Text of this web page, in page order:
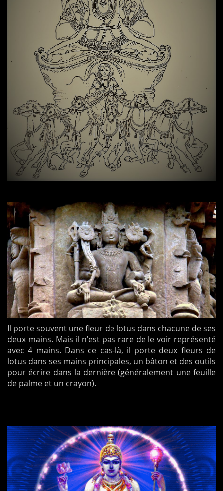
Il porte souvent une fleur de lotus dans chacune de ses
deux mains. Mais il n'est pas rare de le voir représenté
avec 4 mains. Dans ce cas-là, il porte deux fleurs de
lotus dans ses mains principales, un bâton et des outils
pour écrire dans la dernière (généralement une feuille
de palme et un crayon).